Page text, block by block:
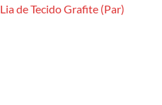
de Tecido Grafite (Par)